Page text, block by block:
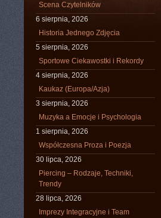
Scena Czytelników
6 sierpnia, 2026
Historia Jednego Zdjęcia
5 sierpnia, 2026
Sportowe Ciekawostki i Rekordy
4 sierpnia, 2026
Kaukaz (Europa/Azja)
3 sierpnia, 2026
Muzyka a Emocje i Psychologia
1 sierpnia, 2026
Współczesna Proza i Poezja
30 lipca, 2026
Piercing – Rodzaje, Techniki,
Trendy
28 lipca, 2026
Imprezy Integracyjne i Team